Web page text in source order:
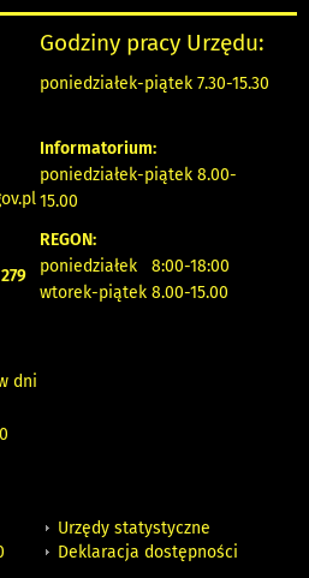
dni
Godziny pracy Urzędu:
poniedziałek-piątek 7.30-15.30
Informatorium:
poniedziałek-piątek 8.00-
15.00
REGON:
poniedziałek 8:00-18:00
wtorek-piątek 8.00-15.00
Urzędy statystyczne
Deklaracja dostępności